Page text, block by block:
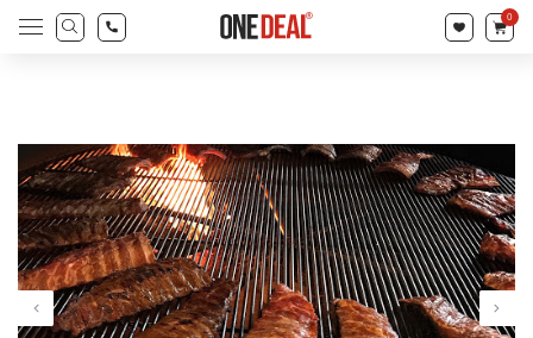
товаров
Поиск
товаров
0